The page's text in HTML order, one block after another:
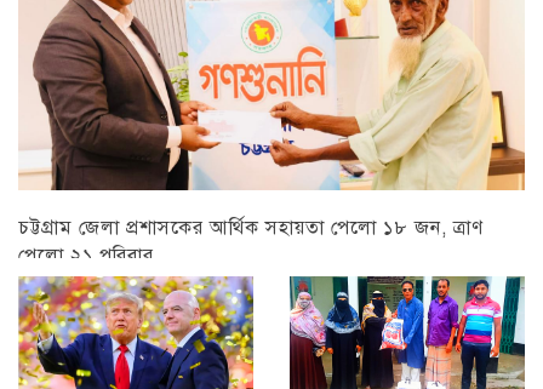
চট্টগ্রাম জেলা প্রশাসকের আর্থিক সহায়তা পেলো ১৮ জন, ত্রাণ
পেলো ২১ পরিবার
চট্টগ্রাম